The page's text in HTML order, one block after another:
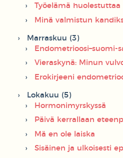
Työelämä huolestuttaa
Minä valmistun
Marraskuu (3)
Endometrioosi–suomi-
Vieraskynä: Minun
Erokirjeeni
Lokakuu (5)
Hormonimyrskyssä
Päivä kerrallaan
Mä en ole laiska
Sisäinen ja ulkoisesti